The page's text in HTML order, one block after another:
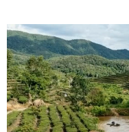
科技 科创
文化 书画
访谈 视频